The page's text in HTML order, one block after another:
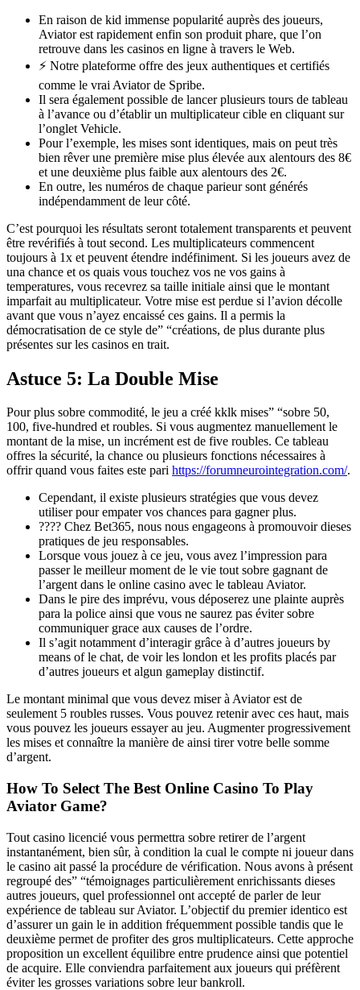
En raison de kid immense popularité auprès des joueurs,
Aviator est rapidement enfin son produit phare, que l’on
retrouve dans les casinos en ligne à travers le Web.
⚡️ Notre plateforme offre des jeux authentiques et certifiés
comme le vrai Aviator de Spribe.
Il sera également possible de lancer plusieurs tours de tableau
à l’avance ou d’établir un multiplicateur cible en cliquant sur
l’onglet Vehicle.
Pour l’exemple, les mises sont identiques, mais on peut très
bien rêver une première mise plus élevée aux alentours des 8€
et une deuxième plus faible aux alentours des 2€.
En outre, les numéros de chaque parieur sont générés
indépendamment de leur côté.
C’est pourquoi les résultats seront totalement transparents et peuvent
être revérifiés à tout second. Les multiplicateurs commencent
toujours à 1x et peuvent étendre indéfiniment. Si les joueurs avez de
una chance et os quais vous touchez vos ne vos gains à
temperatures, vous recevrez sa taille initiale ainsi que le montant
imparfait au multiplicateur. Votre mise est perdue si l’avion décolle
avant que vous n’ayez encaissé ces gains. Il a permis la
démocratisation de ce style de” “créations, de plus durante plus
présentes sur les casinos en trait.
Astuce 5: La Double Mise
Pour plus sobre commodité, le jeu a créé kklk mises” “sobre 50,
100, five-hundred et roubles. Si vous augmentez manuellement le
montant de la mise, un incrément est de five roubles. Ce tableau
offres la sécurité, la chance ou plusieurs fonctions nécessaires à
offrir quand vous faites este pari https://forumneurointegration.com/.
Cependant, il existe plusieurs stratégies que vous devez
utiliser pour empater vos chances para gagner plus.
???? Chez Bet365, nous nous engageons à promouvoir dieses
pratiques de jeu responsables.
Lorsque vous jouez à ce jeu, vous avez l’impression para
passer le meilleur moment de le vie tout sobre gagnant de
l’argent dans le online casino avec le tableau Aviator.
Dans le pire des imprévu, vous déposerez une plainte auprès
para la police ainsi que vous ne saurez pas éviter sobre
communiquer grace aux causes de l’ordre.
Il s’agit notamment d’interagir grâce à d’autres joueurs by
means of le chat, de voir les london et les profits placés par
d’autres joueurs et algun gameplay distinctif.
Le montant minimal que vous devez miser à Aviator est de
seulement 5 roubles russes. Vous pouvez retenir avec ces haut, mais
vous pouvez les joueurs essayer au jeu. Augmenter progressivement
les mises et connaître la manière de ainsi tirer votre belle somme
d’argent.
How To Select The Best Online Casino To Play
Aviator Game?
Tout casino licencié vous permettra sobre retirer de l’argent
instantanément, bien sûr, à condition la cual le compte ni joueur dans
le casino ait passé la procédure de vérification. Nous avons à présent
regroupé des” “témoignages particulièrement enrichissants dieses
autres joueurs, quel professionnel ont accepté de parler de leur
expérience de tableau sur Aviator. L’objectif du premier identico est
d’assurer un gain le in addition fréquemment possible tandis que le
deuxième permet de profiter des gros multiplicateurs. Cette approche
proposition un excellent équilibre entre prudence ainsi que potentiel
de acquire. Elle conviendra parfaitement aux joueurs qui préfèrent
éviter les grosses variations sobre leur bankroll.